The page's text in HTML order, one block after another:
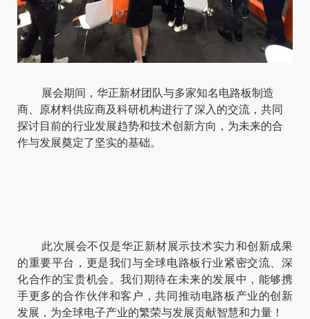
展会期间，华正新材团队与多家知名电路板制造
商、原材料供应商及科研机构进行了深入的交流，共同
探讨目前的行业发展趋势和技术创新方向，为未来的合
作与发展奠定了坚实的基础。
此次展会不仅是华正新材展示技术实力和创新成果
的重要平台，更是我们与全球电路板行业紧密交流、深
化合作的宝贵机会。我们期待在未来的发展中，能够携
手更多的合作伙伴和客户，共同推动电路板产业的创新
发展，为全球电子产业的繁荣与发展贡献智慧和力量！